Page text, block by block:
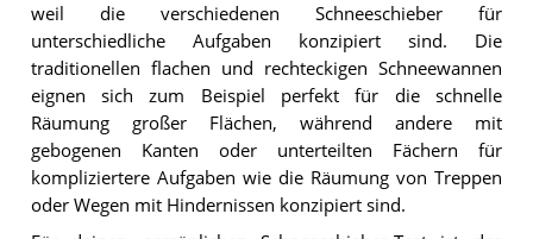
weil die verschiedenen Schneeschieber für
unterschiedliche Aufgaben konzipiert sind. Die
traditionellen flachen und rechteckigen Schneewannen
eignen sich zum Beispiel perfekt für die schnelle
Räumung großer Flächen, während andere mit
gebogenen Kanten oder unterteilten Fächern für
kompliziertere Aufgaben wie die Räumung von Treppen
oder Wegen mit Hindernissen konzipiert sind.